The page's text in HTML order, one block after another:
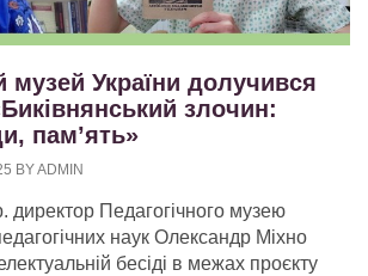
музей України долучився
злочин:
пам’ять»
BYADMIN
директор Педагогічного музею
наук Олександр Міхно
бесіді в межах проєкту